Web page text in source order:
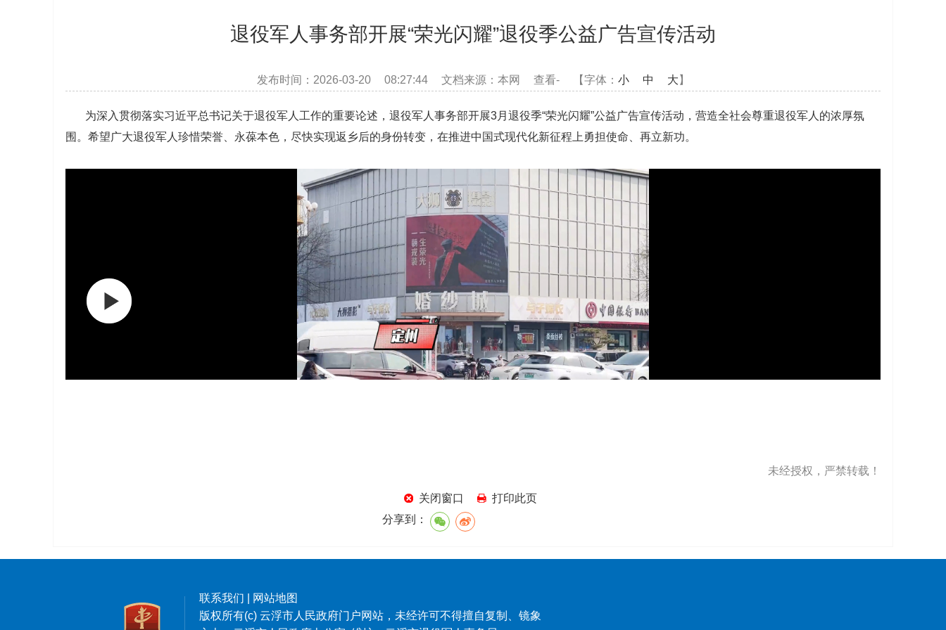
退役军人事务部开展“荣光闪耀”退役季公益广告宣传活动
发布时间：2026-03-20 08:27:44 文档来源：本网 查看-【字体： 小 中 大 】
为深入贯彻落实习近平总书记关于退役军人工作的重要论述，退役军人事务部开展3月退役季“荣光闪耀”公益广告宣传活动，营造全社会尊重退役军人的浓厚氛
围。希望广大退役军人珍惜荣誉、永葆本色，尽快实现返乡后的身份转变，在推进中国式现代化新征程上勇担使命、再立新功。
未经授权，严禁转载！
关闭窗口
打印此页
分享到：
联系我们
网站地图
版权所有(c) 云浮市人民政府门户网站，未经许可不得擅自复制、镜象